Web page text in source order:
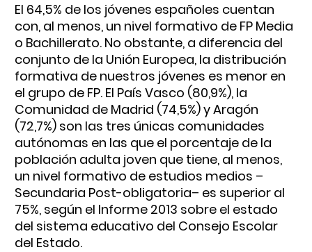
El 64,5% de los jóvenes españoles cuentan
con, al menos, un nivel formativo de FP Media
o Bachillerato. No obstante, a diferencia del
conjunto de la Unión Europea, la distribución
formativa de nuestros jóvenes es menor en
el grupo de FP. El País Vasco (80,9%), la
Comunidad de Madrid (74,5%) y Aragón
(72,7%) son las tres únicas comunidades
autónomas en las que el porcentaje de la
población adulta joven que tiene, al menos,
un nivel formativo de estudios medios –
Secundaria Post-obligatoria– es superior al
75%, según el Informe 2013 sobre el estado
del sistema educativo del Consejo Escolar
del Estado.